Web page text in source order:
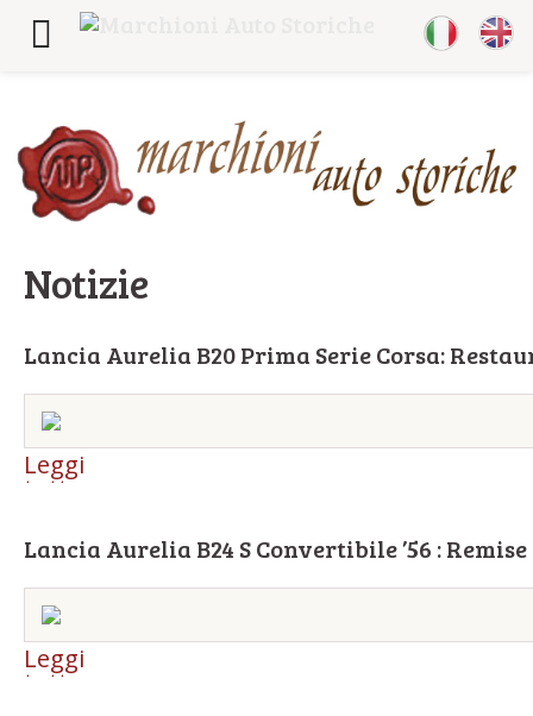
Notizie
Lancia Aurelia B20 Prima Serie Corsa:
Leggi
tutto
Lancia Aurelia B24 S Convertibile ’56 :
Leggi
tutto